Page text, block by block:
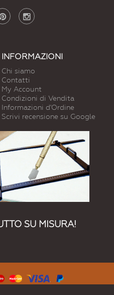
INFORMAZIONI
Chi siamo
Contatti
My Account
Condizioni di Vendita
Informazioni d'Ordine
Scrivi recensione su Google
SU MISURA!
Tutti I Diritti Riservati.